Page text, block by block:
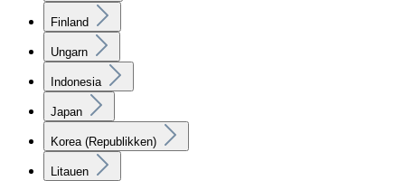
Finland
Ungarn
Indonesia
Japan
Korea (Republikken)
Litauen